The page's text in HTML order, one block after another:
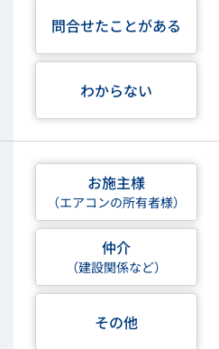
問合せたことがある
わからない
お施主様
（エアコンの所有者様）
仲介
（建設関係など）
その他